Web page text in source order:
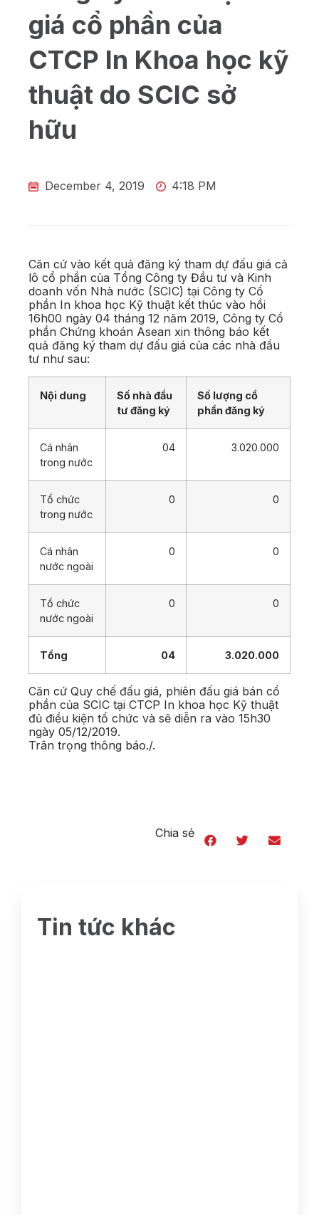
giá cổ phần của
CTCP In Khoa học kỹ
thuật do SCIC sở
hữu
December 4, 2019 4:18 PM
Căn cứ vào kết quả đăng ký tham dự đấu giá cả
lô cổ phần của Tổng Công ty Đầu tư và Kinh
doanh vốn Nhà nước (SCIC) tại Công ty Cổ
phần In khoa học Kỹ thuật kết thúc vào hồi
16h00 ngày 04 tháng 12 năm 2019, Công ty Cổ
phần Chứng khoán Asean xin thông báo kết
quả đăng ký tham dự đấu giá của các nhà đầu
tư như sau:
Nội dung
Số nhà đầu
tư đăng ký
Số lượng cổ
phần đăng ký
Cá nhân
trong nước
04 3.020.000
Tổ chức
trong nước
0 0
Cá nhân
nước ngoài
0 0
Tổ chức
nước ngoài
0 0
Tổng 04 3.020.000
Căn cứ Quy chế đấu giá, phiên đấu giá bán cổ
phần của SCIC tại CTCP In khoa học Kỹ thuật
đủ điều kiện tổ chức và sẽ diễn ra vào 15h30
ngày 05/12/2019.
Trân trọng thông báo./.
Chia sẻ
Tin tức khác